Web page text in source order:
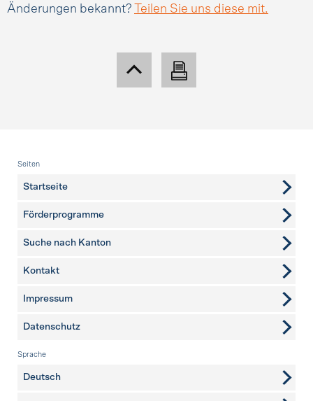
Änderungen bekannt?
Teilen Sie uns diese mit.
Fusszeile
Seiten
Startseite
Förderprogramme
Suche nach Kanton
weitere Seiten
Kontakt
Impressum
Datenschutz
Sprache
Deutsch